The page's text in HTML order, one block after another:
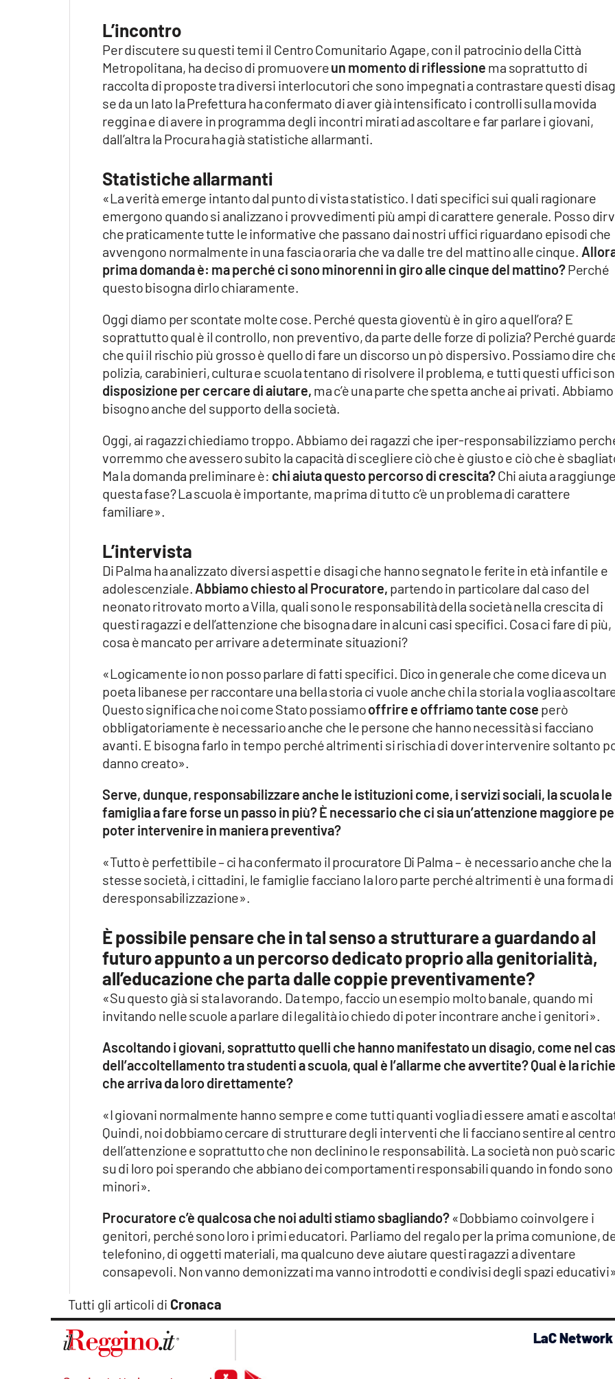
Tutti gli articoli di Cronaca
L’incontro
Per discutere su questi temi il Centro Comunitario Agape, con il patrocinio della Città
Metropolitana, ha deciso di promuovereun momento di riflessione ma soprattutto di
raccolta di proposte tra diversi interlocutori che sono impegnati a contrastare questi
se da un lato la Prefettura ha confermato di aver già intensificato i controlli sulla movida
reggina e di avere in programma degli incontri mirati ad ascoltare e far parlare i giovani,
dall’altra la Procura ha già statistiche allarmanti.
Statistiche allarmanti
«La verità emerge intanto dal punto di vista statistico. I dati specifici sui quali ragionare
emergono quando si analizzano i provvedimenti più ampi di carattere generale. Posso
che praticamente tutte le informative che passano dai nostri uffici riguardano episodi che
avvengono normalmente in una fascia oraria che va dalle tre del mattino alle cinque.
prima domanda è: ma perché ci sono minorenni in giro alle cinque del mattino?Perché
questo bisogna dirlo chiaramente.
Oggi diamo per scontate molte cose. Perché questa gioventù è in giro a quell’ora? E
soprattutto qual è il controllo, non preventivo, da parte delle forze di polizia? Perché
che qui il rischio più grosso è quello di fare un discorso un pò dispersivo. Possiamo dire
polizia, carabinieri, cultura e scuola tentano di risolvere il problema, e tutti questi uffici
disposizione per cercare di aiutare, ma c’è una parte che spetta anche ai privati. Abbiamo
bisogno anche del supporto della società.
Oggi, ai ragazzi chiediamo troppo. Abbiamo dei ragazzi che iper-responsabilizziamo
vorremmo che avessero subito la capacità di scegliere ciò che è giusto e ciò che è
Ma la domanda preliminare è: chi aiuta questo percorso di crescita?Chi aiuta a
questa fase? La scuola è importante, ma prima di tutto c’è un problema di carattere
familiare».
L’intervista
Di Palma ha analizzato diversi aspetti e disagi che hanno segnato le ferite in età infantile e
adolescenziale. Abbiamo chiesto al Procuratore, partendo in particolare dal caso del
neonato ritrovato morto a Villa, quali sono le responsabilità della società nella crescita di
questi ragazzi e dell’attenzione che bisogna dare in alcuni casi specifici. Cosa ci fare di più,
cosa è mancato per arrivare a determinate situazioni?
«Logicamente io non posso parlare di fatti specifici. Dico in generale che come diceva un
poeta libanese per raccontare una bella storia ci vuole anche chi la storia la voglia
Questo significa che noi come Stato possiamooffrire e offriamo tante cose però
obbligatoriamente è necessario anche che le persone che hanno necessità si facciano
avanti. E bisogna farlo in tempo perché altrimenti si rischia di dover intervenire soltanto
danno creato».
Serve, dunque, responsabilizzare anche le istituzioni come, i servizi sociali, la scuola le
famiglia a fare forse un passo in più? È necessario che ci sia un’attenzione maggiore
poter intervenire in maniera preventiva?
«Tutto è perfettibile – ci ha confermato il procuratore Di Palma – è necessario anche che la
stesse società, i cittadini, le famiglie facciano la loro parte perché altrimenti è una forma di
deresponsabilizzazione».
È possibile pensare che in tal senso a strutturare a guardando al
futuro appunto a un percorso dedicato proprio alla genitorialità,
all’educazione che parta dalle coppie preventivamente?
«Su questo già si sta lavorando. Da tempo, faccio un esempio molto banale, quando mi
invitando nelle scuole a parlare di legalità io chiedo di poter incontrare anche i genitori».
Ascoltando i giovani, soprattutto quelli che hanno manifestato un disagio, come nel
dell’accoltellamento tra studenti a scuola, qual è l’allarme che avvertite? Qual è la
che arriva da loro direttamente?
«I giovani normalmente hanno sempre e come tutti quanti voglia di essere amati e
Quindi, noi dobbiamo cercare di strutturare degli interventi che li facciano sentire al centro
dell’attenzione e soprattutto che non declinino le responsabilità. La società non può
su di loro poi sperando che abbiano dei comportamenti responsabili quando in fondo sono
minori».
Procuratore c’è qualcosa che noi adulti stiamo sbagliando?«Dobbiamo coinvolgere i
genitori, perché sono loro i primi educatori. Parliamo del regalo per la prima comunione,
telefonino, di oggetti materiali, ma qualcuno deve aiutare questi ragazzi a diventare
consapevoli. Non vanno demonizzati ma vanno introdotti e condivisi degli spazi
LaC Network